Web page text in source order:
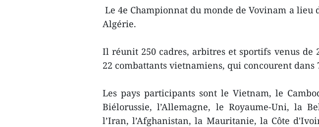
Le 4e Championnat du monde de Vovinam a lieu
Algérie.
Il réunit 250 cadres, arbitres et sportifs venus de
22 combattants vietnamiens, qui concourent dans
Les pays participants sont le Vietnam, le
Biélorussie, l’Allemagne, le Royaume-Uni, la
l’Iran, l’Afghanistan, la Mauritanie, la Côte